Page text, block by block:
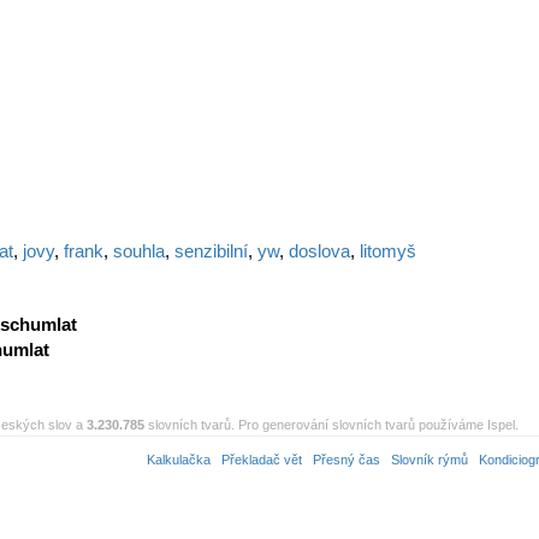
, jovy, frank, souhla, senzibilní, yw, doslova, litomyš
schumlat
slov a 3.230.785 slovních tvarů. Pro generování slovních tvarů používáme Ispel.
Kalkulačka Překladač vět Přesný čas Slovník rýmů